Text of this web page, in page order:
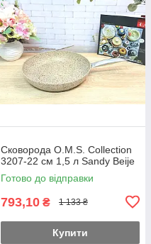
Сковорода O.M.S. Collection
3207-22 см 1,5 л Sandy Beije
Готово до відправки
793,10 ₴ 1 133 ₴
Купити